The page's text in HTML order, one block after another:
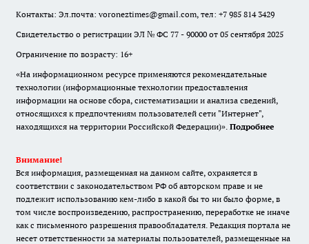
Контакты: Эл.почта: voroneztimes@gmail.com, тел: +7 985 814 3429
Свидетельство о регистрации ЭЛ № ФС 77 - 90000 от 05 сентября 2025
Ограничение по возрасту: 16+
«На информационном ресурсе применяются рекомендательные
технологии (информационные технологии предоставления
информации на основе сбора, систематизации и анализа сведений,
относящихся к предпочтениям пользователей сети "Интернет",
находящихся на территории Российской Федерации)». Подробнее
Внимание!
Вся информация, размещенная на данном сайте, охраняется в
соответствии с законодательством РФ об авторском праве и не
подлежит использованию кем-либо в какой бы то ни было форме, в
том числе воспроизведению, распространению, переработке не иначе
как с письменного разрешения правообладателя. Редакция портала не
несет ответственности за материалы пользователей, размещенные на